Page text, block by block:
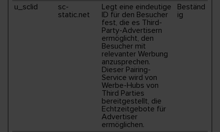
u_sclid
sc-
static.net
Legt eine eindeutige
ID für den Besucher
fest, die es Third-
Party-Advertisern
ermöglicht, den
Besucher mit
relevanter Werbung
anzusprechen.
Dieser Pairing-
Service wird von
Werbe-Hubs von
Third Parties
bereitgestellt, die
Echtzeitgebote für
Advertiser
ermöglichen.
Beständ
ig